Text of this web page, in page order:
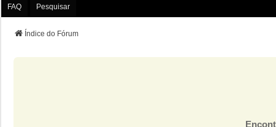
FAQ Pesquisar
Índice do Fórum